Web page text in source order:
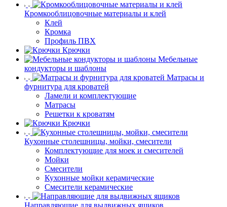
Кромкооблицовочные материалы и клей
Клей
Кромка
Профиль ПВХ
Крючки
Мебельные
кондукторы и шаблоны
Матрасы и
фурнитура для кроватей
Ламели и комплектующие
Матрасы
Решетки к кроватям
Крючки
Кухонные столешницы, мойки, смесители
Комплектующие для моек и смесителей
Мойки
Смесители
Кухонные мойки керамические
Смесители керамические
Направляющие для выдвижных ящиков